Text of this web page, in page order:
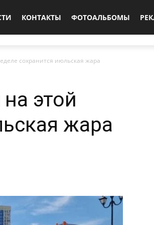
КОНТАКТЫ ФОТОАЛЬБОМЫ
сохранится июльская жара
этой
жара